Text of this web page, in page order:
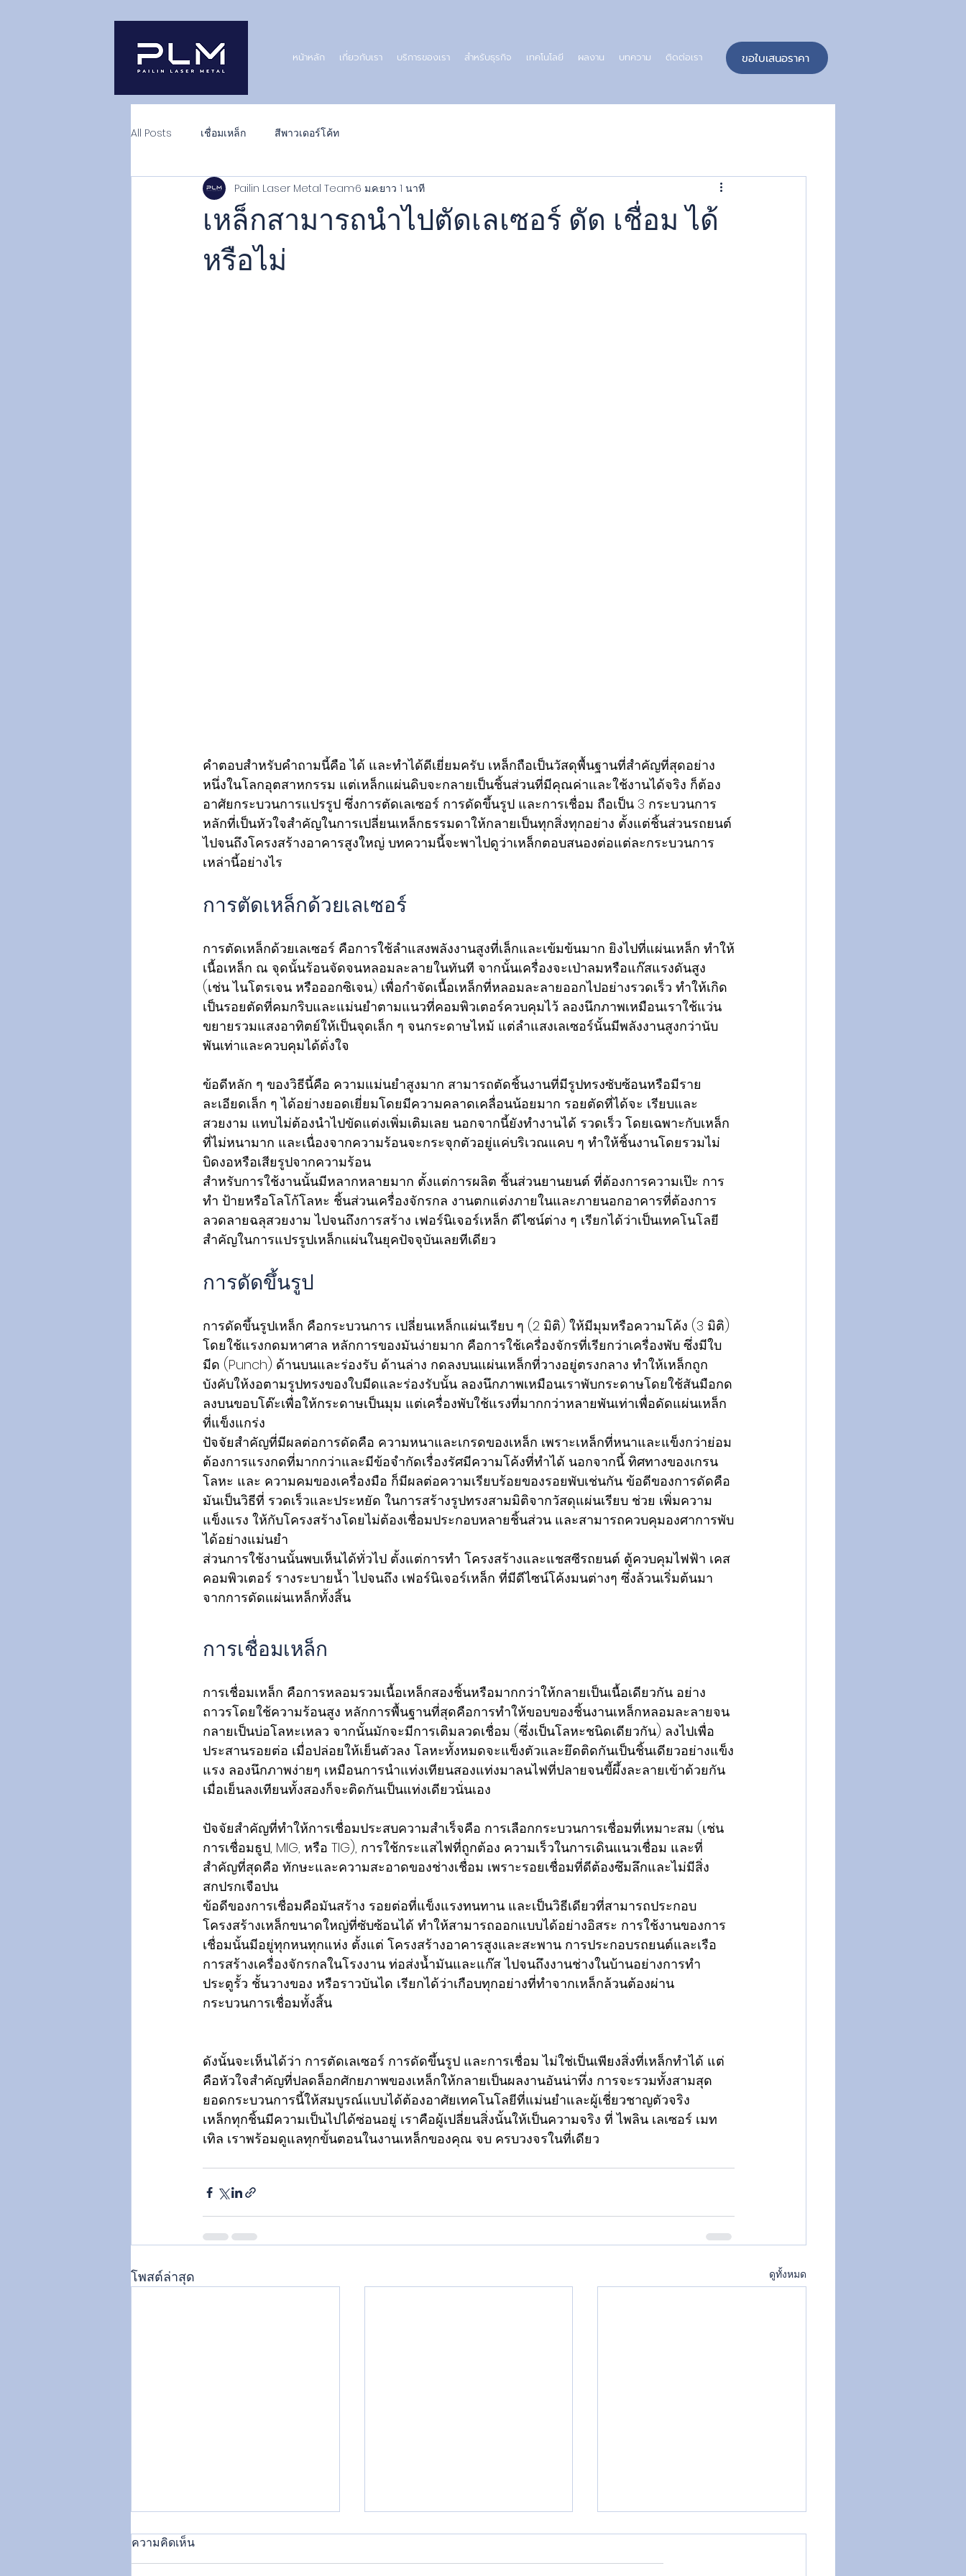
หน้าหลัก เกี่ยวกับเรา บริการของเรา สำหรับธุรกิจ เทคโนโลยี ผลงาน บทความ ติดต่อเรา ขอใบเสนอราคา
All Posts เชื่อมเหล็ก สีพาวเดอร์โค้ท
เหล็กสามารถนำไปตัดเลเซอร์ ดัด เชื่อม ได้
หรือไม่
Pailin Laser Metal Team6 ม.ค.ยาว 1 นาที
คำตอบสำหรับคำถามนี้คือ ได้ และทำได้ดีเยี่ยมครับ เหล็กถือเป็นวัสดุพื้นฐานที่สำคัญที่สุดอย่าง
หนึ่งในโลกอุตสาหกรรม แต่เหล็กแผ่นดิบจะกลายเป็นชิ้นส่วนที่มีคุณค่าและใช้งานได้จริง ก็ต้อง
อาศัยกระบวนการแปรรูป ซึ่งการตัดเลเซอร์ การดัดขึ้นรูป และการเชื่อม ถือเป็น 3 กระบวนการ
หลักที่เป็นหัวใจสำคัญในการเปลี่ยนเหล็กธรรมดาให้กลายเป็นทุกสิ่งทุกอย่าง ตั้งแต่ชิ้นส่วนรถยนต์
ไปจนถึงโครงสร้างอาคารสูงใหญ่ บทความนี้จะพาไปดูว่าเหล็กตอบสนองต่อแต่ละกระบวนการ
เหล่านี้อย่างไร
การตัดเหล็กด้วยเลเซอร์
การตัดเหล็กด้วยเลเซอร์ คือการใช้ลำแสงพลังงานสูงที่เล็กและเข้มข้นมาก ยิงไปที่แผ่นเหล็ก ทำให้
เนื้อเหล็ก ณ จุดนั้นร้อนจัดจนหลอมละลายในทันที จากนั้นเครื่องจะเป่าลมหรือแก๊สแรงดันสูง
(เช่น ไนโตรเจน หรือออกซิเจน) เพื่อกำจัดเนื้อเหล็กที่หลอมละลายออกไปอย่างรวดเร็ว ทำให้เกิด
เป็นรอยตัดที่คมกริบและแม่นยำตามแนวที่คอมพิวเตอร์ควบคุมไว้ ลองนึกภาพเหมือนเราใช้แว่น
ขยายรวมแสงอาทิตย์ให้เป็นจุดเล็ก ๆ จนกระดาษไหม้ แต่ลำแสงเลเซอร์นั้นมีพลังงานสูงกว่านับ
พันเท่าและควบคุมได้ดั่งใจ
ข้อดีหลัก ๆ ของวิธีนี้คือ ความแม่นยำสูงมาก สามารถตัดชิ้นงานที่มีรูปทรงซับซ้อนหรือมีราย
ละเอียดเล็ก ๆ ได้อย่างยอดเยี่ยมโดยมีความคลาดเคลื่อนน้อยมาก รอยตัดที่ได้จะ เรียบและ
สวยงาม แทบไม่ต้องนำไปขัดแต่งเพิ่มเติมเลย นอกจากนี้ยังทำงานได้ รวดเร็ว โดยเฉพาะกับเหล็ก
ที่ไม่หนามาก และเนื่องจากความร้อนจะกระจุกตัวอยู่แค่บริเวณแคบ ๆ ทำให้ชิ้นงานโดยรวมไม่
บิดงอหรือเสียรูปจากความร้อน
สำหรับการใช้งานนั้นมีหลากหลายมาก ตั้งแต่การผลิต ชิ้นส่วนยานยนต์ ที่ต้องการความเป๊ะ การ
ทำ ป้ายหรือโลโก้โลหะ ชิ้นส่วนเครื่องจักรกล งานตกแต่งภายในและภายนอกอาคารที่ต้องการ
ลวดลายฉลุสวยงาม ไปจนถึงการสร้าง เฟอร์นิเจอร์เหล็ก ดีไซน์ต่าง ๆ เรียกได้ว่าเป็นเทคโนโลยี
สำคัญในการแปรรูปเหล็กแผ่นในยุคปัจจุบันเลยทีเดียว
การดัดขึ้นรูป
การดัดขึ้นรูปเหล็ก คือกระบวนการ เปลี่ยนเหล็กแผ่นเรียบ ๆ (2 มิติ) ให้มีมุมหรือความโค้ง (3 มิติ)
โดยใช้แรงกดมหาศาล หลักการของมันง่ายมาก คือการใช้เครื่องจักรที่เรียกว่าเครื่องพับ ซึ่งมีใบ
มีด (Punch) ด้านบนและร่องรับ ด้านล่าง กดลงบนแผ่นเหล็กที่วางอยู่ตรงกลาง ทำให้เหล็กถูก
บังคับให้งอตามรูปทรงของใบมีดและร่องรับนั้น ลองนึกภาพเหมือนเราพับกระดาษโดยใช้สันมือกด
ลงบนขอบโต๊ะเพื่อให้กระดาษเป็นมุม แต่เครื่องพับใช้แรงที่มากกว่าหลายพันเท่าเพื่อดัดแผ่นเหล็ก
ที่แข็งแกร่ง
ปัจจัยสำคัญที่มีผลต่อการดัดคือ ความหนาและเกรดของเหล็ก เพราะเหล็กที่หนาและแข็งกว่าย่อม
ต้องการแรงกดที่มากกว่าและมีข้อจำกัดเรื่องรัศมีความโค้งที่ทำได้ นอกจากนี้ ทิศทางของเกรน
โลหะ และ ความคมของเครื่องมือ ก็มีผลต่อความเรียบร้อยของรอยพับเช่นกัน ข้อดีของการดัดคือ
มันเป็นวิธีที่ รวดเร็วและประหยัด ในการสร้างรูปทรงสามมิติจากวัสดุแผ่นเรียบ ช่วย เพิ่มความ
แข็งแรง ให้กับโครงสร้างโดยไม่ต้องเชื่อมประกอบหลายชิ้นส่วน และสามารถควบคุมองศาการพับ
ได้อย่างแม่นยำ
ส่วนการใช้งานนั้นพบเห็นได้ทั่วไป ตั้งแต่การทำ โครงสร้างและแชสซีรถยนต์ ตู้ควบคุมไฟฟ้า เคส
คอมพิวเตอร์ รางระบายน้ำ ไปจนถึง เฟอร์นิเจอร์เหล็ก ที่มีดีไซน์โค้งมนต่างๆ ซึ่งล้วนเริ่มต้นมา
จากการดัดแผ่นเหล็กทั้งสิ้น
การเชื่อมเหล็ก
การเชื่อมเหล็ก คือการหลอมรวมเนื้อเหล็กสองชิ้นหรือมากกว่าให้กลายเป็นเนื้อเดียวกัน อย่าง
ถาวรโดยใช้ความร้อนสูง หลักการพื้นฐานที่สุดคือการทำให้ขอบของชิ้นงานเหล็กหลอมละลายจน
กลายเป็นบ่อโลหะเหลว จากนั้นมักจะมีการเติมลวดเชื่อม (ซึ่งเป็นโลหะชนิดเดียวกัน) ลงไปเพื่อ
ประสานรอยต่อ เมื่อปล่อยให้เย็นตัวลง โลหะทั้งหมดจะแข็งตัวและยึดติดกันเป็นชิ้นเดียวอย่างแข็ง
แรง ลองนึกภาพง่ายๆ เหมือนการนำแท่งเทียนสองแท่งมาลนไฟที่ปลายจนขี้ผึ้งละลายเข้าด้วยกัน
เมื่อเย็นลงเทียนทั้งสองก็จะติดกันเป็นแท่งเดียวนั่นเอง
ปัจจัยสำคัญที่ทำให้การเชื่อมประสบความสำเร็จคือ การเลือกกระบวนการเชื่อมที่เหมาะสม (เช่น
การเชื่อมธูป, MIG, หรือ TIG), การใช้กระแสไฟที่ถูกต้อง ความเร็วในการเดินแนวเชื่อม และที่
สำคัญที่สุดคือ ทักษะและความสะอาดของช่างเชื่อม เพราะรอยเชื่อมที่ดีต้องซึมลึกและไม่มีสิ่ง
สกปรกเจือปน
ข้อดีของการเชื่อมคือมันสร้าง รอยต่อที่แข็งแรงทนทาน และเป็นวิธีเดียวที่สามารถประกอบ
โครงสร้างเหล็กขนาดใหญ่ที่ซับซ้อนได้ ทำให้สามารถออกแบบได้อย่างอิสระ การใช้งานของการ
เชื่อมนั้นมีอยู่ทุกหนทุกแห่ง ตั้งแต่ โครงสร้างอาคารสูงและสะพาน การประกอบรถยนต์และเรือ
การสร้างเครื่องจักรกลในโรงงาน ท่อส่งน้ำมันและแก๊ส ไปจนถึงงานช่างในบ้านอย่างการทำ
ประตูรั้ว ชั้นวางของ หรือราวบันได เรียกได้ว่าเกือบทุกอย่างที่ทำจากเหล็กล้วนต้องผ่าน
กระบวนการเชื่อมทั้งสิ้น
ดังนั้นจะเห็นได้ว่า การตัดเลเซอร์ การดัดขึ้นรูป และการเชื่อม ไม่ใช่เป็นเพียงสิ่งที่เหล็กทำได้ แต่
คือหัวใจสำคัญที่ปลดล็อกศักยภาพของเหล็กให้กลายเป็นผลงานอันน่าทึ่ง การจะรวมทั้งสามสุด
ยอดกระบวนการนี้ให้สมบูรณ์แบบได้ต้องอาศัยเทคโนโลยีที่แม่นยำและผู้เชี่ยวชาญตัวจริง
เหล็กทุกชิ้นมีความเป็นไปได้ซ่อนอยู่ เราคือผู้เปลี่ยนสิ่งนั้นให้เป็นความจริง ที่ ไพลิน เลเซอร์ เมท
เทิล เราพร้อมดูแลทุกขั้นตอนในงานเหล็กของคุณ จบ ครบวงจรในที่เดียว
โพสต์ล่าสุด ดูทั้งหมด
ความคิดเห็น